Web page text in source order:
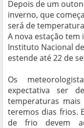
Depois de um
inverno, que
será de
A nova estação tem
Instituto Nacional
estende até 22 de
Os
expectativa ser
temperaturas
teremos dias frios.
de frio devem